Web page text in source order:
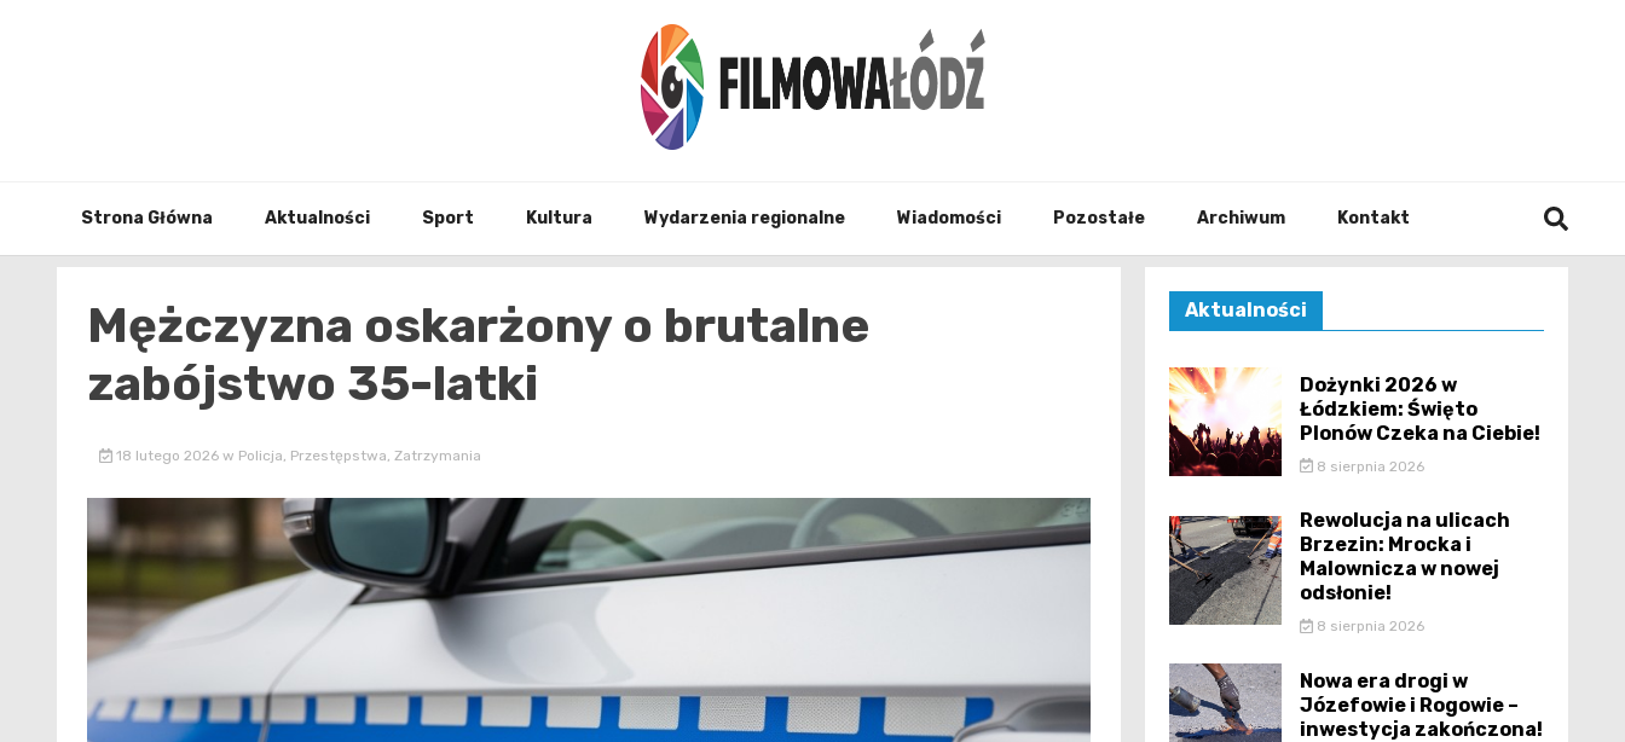
Strona Główna Aktualności Sport Kultura Wydarzenia regionalne Wiadomości Pozostałe Archiwum Kontakt
Mężczyzna oskarżony o brutalne
zabójstwo 35-latki
18 lutego 2026 w Policja, Przestępstwa, Zatrzymania
Aktualności
Dożynki 2026 w
Łódzkiem: Święto
Plonów Czeka na Ciebie!
8 sierpnia 2026
Rewolucja na ulicach
Brzezin: Mrocka i
Malownicza w nowej
odsłonie!
8 sierpnia 2026
Nowa era drogi w
Józefowie i Rogowie –
inwestycja zakończona!